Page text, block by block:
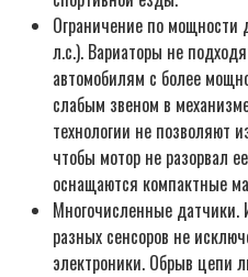
Ограничение по
л.с.). Вариаторы не
автомобилям с более
слабым звеном в
технологии не позволяют
чтобы мотор не разорвал
оснащаются компактные
Многочисленные датчики.
разных сенсоров не
электроники. Обрыв цепи